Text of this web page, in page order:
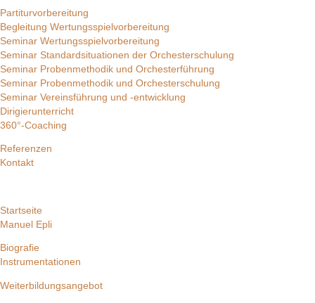
Partiturvorbereitung
Begleitung Wertungsspielvorbereitung
Seminar Wertungsspielvorbereitung
Seminar Standardsituationen der Orchesterschulung
Seminar Probenmethodik und Orchesterführung
Seminar Probenmethodik und Orchesterschulung
Seminar Vereinsführung und -entwicklung
Dirigierunterricht
360°-Coaching
Referenzen
Kontakt
Startseite
Manuel Epli
Biografie
Instrumentationen
Weiterbildungsangebot